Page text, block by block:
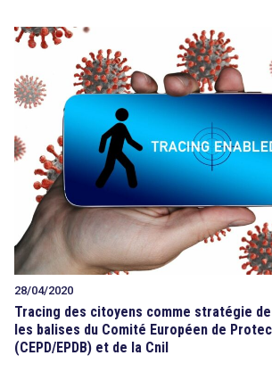
28/04/2020
Tracing des citoyens comme stratégie
les balises du Comité Européen de
(CEPD/EPDB) et de la Cnil